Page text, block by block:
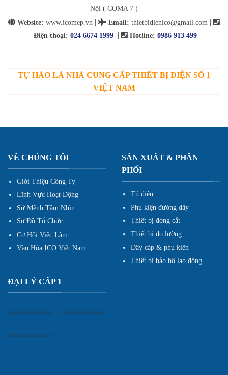
Nội ( COMA 7 )
Website: www.icomep.vn | Email: thietbidienico@gmail.com |
Điện thoại: 024 6674 1999 | Hotline: 0986 913 499
TỰ HÀO LÀ NHÀ CUNG CẤP THIẾT BỊ ĐIỆN SỐ 1
VIỆT NAM
VỀ CHÚNG TÔI
Giới Thiệu Công Ty
Lĩnh Vực Hoạt Động
Sứ Mệnh Tầm Nhìn
Sơ Đồ Tổ Chức
Cơ Hội Việc Làm
Văn Hóa ICO Việt Nam
SẢN XUẤT & PHÂN
PHỐI
Tủ điện
Phụ kiện đường dây
Thiết bị đóng cắt
Thiết bị đo lường
Dây cáp & phụ kiện
Thiết bị bảo hộ lao động
ĐẠI LÝ CẤP 1